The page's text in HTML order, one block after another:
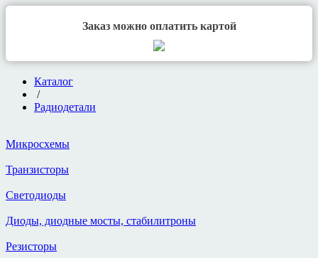
Заказ можно оплатить картой
Каталог
/
Радиодетали
Микросхемы
Транзисторы
Светодиоды
Диоды, диодные мосты, стабилитроны
Резисторы